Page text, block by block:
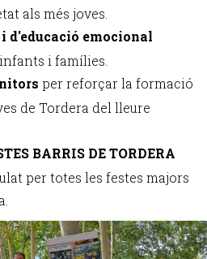
als més joves.
d'educació emocional
i famílies.
per reforçar la formació
de Tordera del lleure
BARRIS DE TORDERA
per totes les festes majors